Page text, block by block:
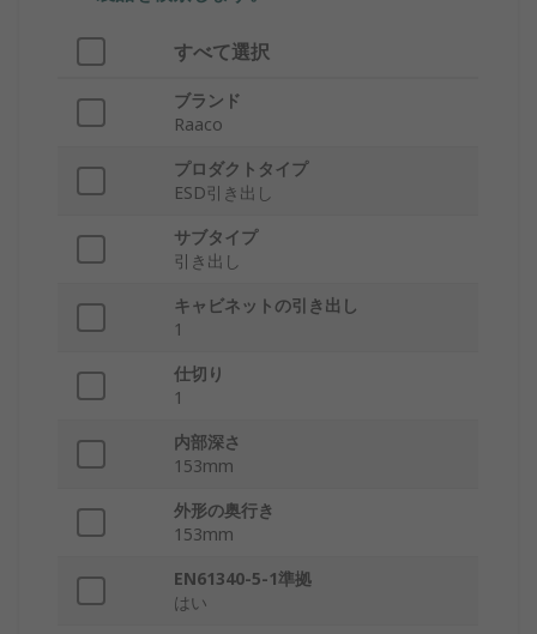
すべて選択
ブランド
Raaco
プロダクトタイプ
ESD引き出し
サブタイプ
引き出し
キャビネットの引き出し
1
仕切り
1
内部深さ
153mm
外形の奥行き
153mm
EN61340-5-1準拠
はい